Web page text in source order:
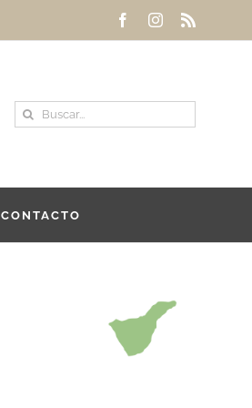
FacebookInstagram
Buscar:
CONTACTO